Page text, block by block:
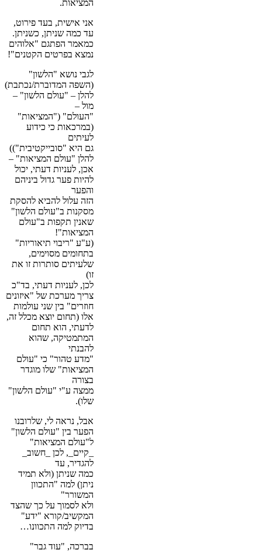
המציאות.
אני אישית, בעד פירוט,
עד כמה שניתן, כשניתן.
כמאמר הפתגם "אלוהים
נמצא בפרטים הקטנים"!
לגבי נושא "הלשון"
(השפה המדוברת/נכתבת)
להלן – "עולם הלשון" –
מול –
"העולם" ("המציאות"
(במרכאות כי כידוע
לעיתים
גם היא "סובייקטיבית"))
להלן "עולם המציאות" –
אכן, לעניות דעתי, יכול
להיות פער גדול ביניהם
והפער
הזה עלול להביא להסקת
מסקנות ב"עולם הלשון"
שאנין תקפות ב"עולם
המציאות"!
(ע"ע "ריבוי תיאוריות"
בתחומים מסוימים,
שלעיתים סותרות זו את
זו)
לכן, לעניות דעתי, בד"כ
צריך מערכת של "איזונים
חוזרים" בין שני עולמות
אלו (תחום יוצא מכלל זה,
לדעתי, הוא תחום
המתמטיקה, שהוא
להבנתי
"מדע טהור" כי "עולם
המציאות" שלו מוגדר
בצורה
ממצה ע"י "עולם הלשון"
שלו).
אבל, נראה לי, שלרובנו
הפער בין "עולם הלשון"
ל"עולם המציאות"
_קיים_, לכן _חשוב_
להגדיר, עד
כמה שניתן (ולא תמיד
ניתן) למה "התכוון
המשורר"
ולא לסמוך על כך שהצד
המקשיב/קורא "ידע"
בדיוק למה התכוונו…
בברכה, "עוד גבר"